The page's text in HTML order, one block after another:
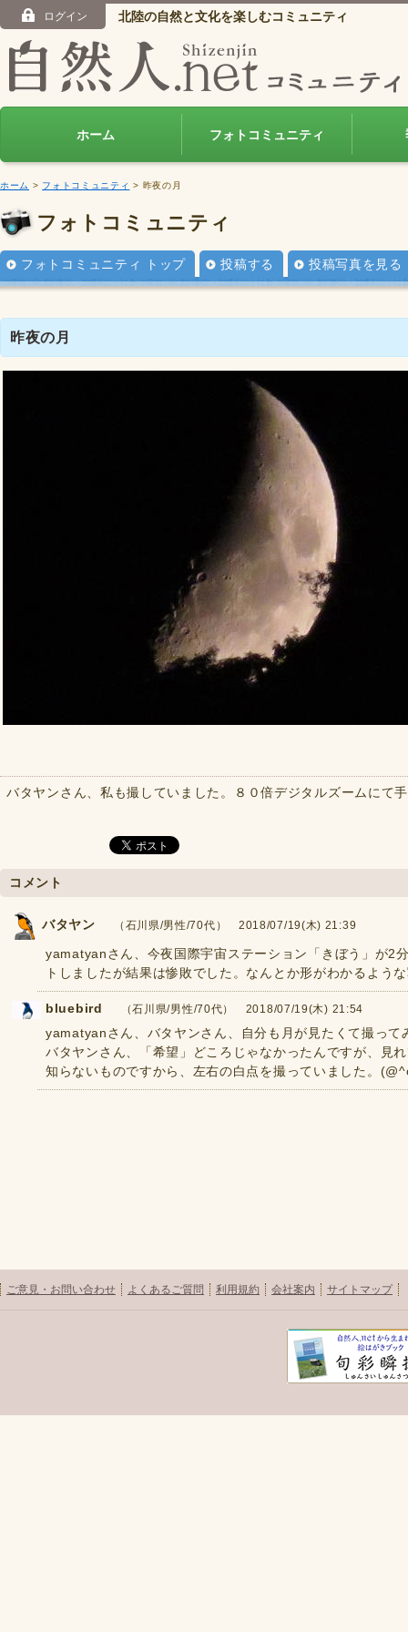
ログイン 北陸の自然と文化を楽しむコミュニティ
ホーム フォトコミュニティ
ホーム > フォトコミュニティ > 昨夜の月
フォトコミュニティ
フォトコミュニティ トップ 投稿する 投稿写真を見る
昨夜の月
バタヤンさん、私も撮していました。８０倍デジタルズームにて
コメント
バタヤン （石川県/男性/70代） 2018/07/19(木) 21:39
yamatyanさん、今夜国際宇宙ステーション「きぼう」が2
トしましたが結果は惨敗でした。なんとか形がわかるよう
bluebird （石川県/男性/70代） 2018/07/19(木) 21:54
yamatyanさん、バタヤンさん、自分も月が見たくて撮って
バタヤンさん、「希望」どころじゃなかったんですが、見
知らないものですから、左右の白点を撮っていました。
ご意見・お問い合わせ よくあるご質問 利用規約 会社案内 サイトマップ